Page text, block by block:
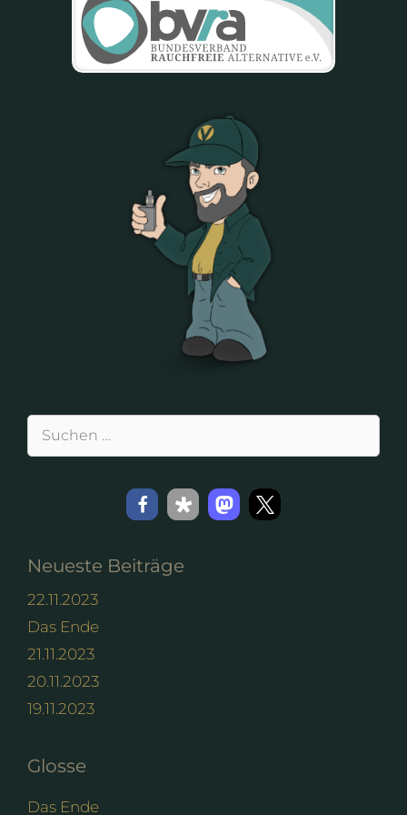
Suchen
Neueste Beiträge
22.11.2023
Das Ende
21.11.2023
20.11.2023
19.11.2023
Glosse
Das Ende